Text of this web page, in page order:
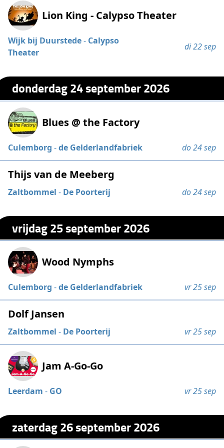
Lion King - Calypso Theater
Wijk bij Duurstede- Calypso
Theater
di 22 sep
donderdag 24 september 2026
Blues @ the Factory
Culemborg -de Gelderlandfabriek do 24 sep
Thijs van de Meeberg
Zaltbommel - De Poorterij do 24 sep
vrijdag 25 september 2026
Wood Nymphs
Culemborg -de Gelderlandfabriek vr 25 sep
Dolf Jansen
Zaltbommel - De Poorterij vr 25 sep
Jam A-Go-Go
Leerdam - GO vr 25 sep
zaterdag 26 september 2026